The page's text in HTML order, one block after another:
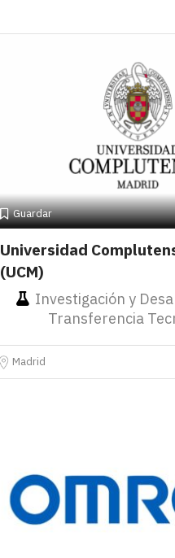
Guardar
Universidad
(UCM)
Investigación y
Transferencia
Madrid